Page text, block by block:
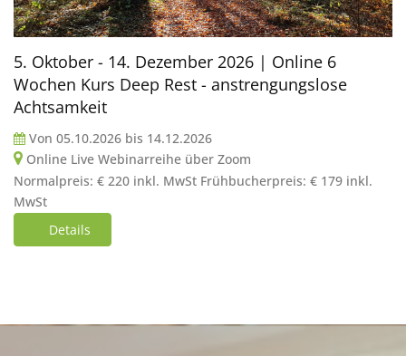
5. Oktober - 14. Dezember 2026 | Online 6
Wochen Kurs Deep Rest - anstrengungslose
Achtsamkeit
Von 05.10.2026 bis 14.12.2026
Online Live Webinarreihe über Zoom
Normalpreis: € 220 inkl. MwSt Frühbucherpreis: € 179 inkl.
MwSt
Details